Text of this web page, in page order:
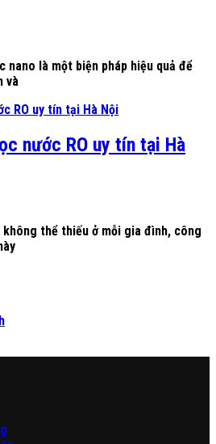
nano là một biện pháp hiệu quả để
và
nước RO uy tín tại Hà
không thể thiếu ở mỗi gia đình, công